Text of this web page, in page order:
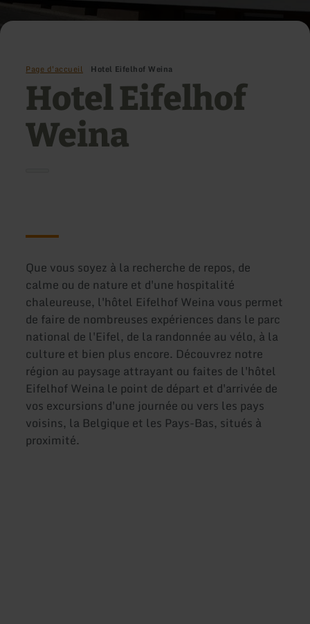
Page d'accueil Hotel Eifelhof Weina
Hotel Eifelhof
Weina
Que vous soyez à la recherche de repos, de
calme ou de nature et d'une hospitalité
chaleureuse, l'hôtel Eifelhof Weina vous permet
de faire de nombreuses expériences dans le parc
national de l'Eifel, de la randonnée au vélo, à la
culture et bien plus encore. Découvrez notre
région au paysage attrayant ou faites de l'hôtel
Eifelhof Weina le point de départ et d'arrivée de
vos excursions d'une journée ou vers les pays
voisins, la Belgique et les Pays-Bas, situés à
proximité.